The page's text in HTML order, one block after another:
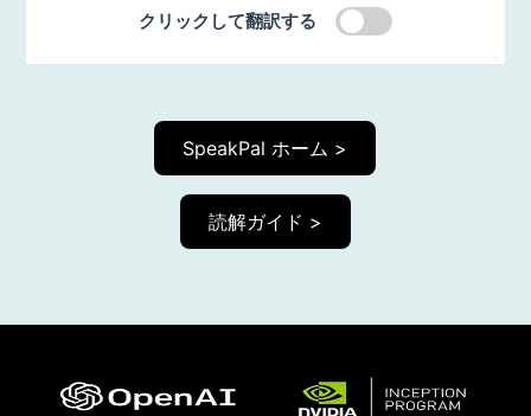
クリックして翻訳する
SpeakPal ホーム >
読解ガイド >